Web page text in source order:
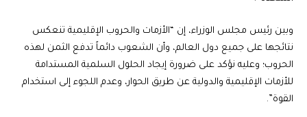
وبين رئيس مجلس الوزراء، إن “الأزمات والحروب الإقليمية تنعكس
نتائجها على جميع دول العالم، وأن الشعوب دائماً تدفع الثمن لهذه
الحروب؛ وعليه نؤكد على ضرورة إيجاد الحلول السلمية المستدامة
للأزمات الإقليمية والدولية عن طريق الحوار، وعدم اللجوء إلى استخدام
القوة”.